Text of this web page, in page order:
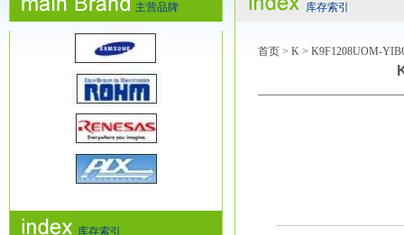
主营品牌
库存索引
库存索引
首页 > K > K9F1208UOM-